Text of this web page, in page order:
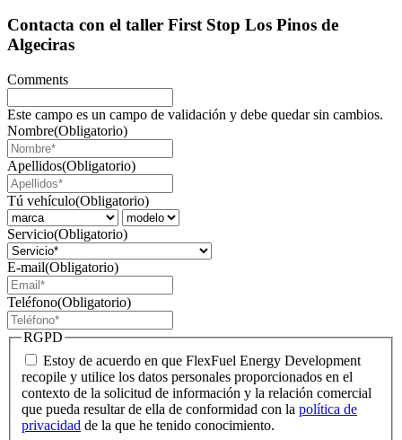
Contacta con el taller First Stop Los Pinos de
Algeciras
Comments
Este campo es un campo de validación y debe quedar sin cambios.
Nombre(Obligatorio)
Apellidos(Obligatorio)
Tú vehículo(Obligatorio)
Servicio(Obligatorio)
E-mail(Obligatorio)
Teléfono(Obligatorio)
RGPD
Estoy de acuerdo en que FlexFuel Energy Development
recopile y utilice los datos personales proporcionados en el
contexto de la solicitud de información y la relación comercial
que pueda resultar de ella de conformidad con la política de
privacidad de la que he tenido conocimiento.